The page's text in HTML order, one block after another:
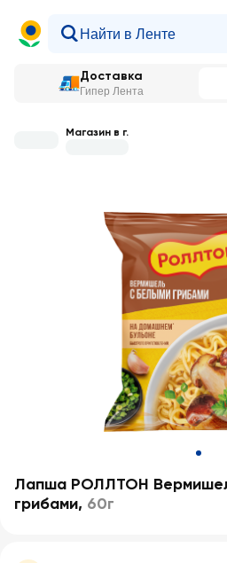
Доставка
Гипер Лента
Магазин в г.
Лапша РОЛЛТОН
грибами, 60г